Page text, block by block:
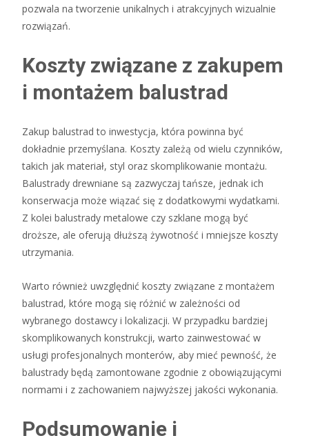
pozwala na tworzenie unikalnych i atrakcyjnych wizualnie
rozwiązań.
Koszty związane z zakupem
i montażem balustrad
Zakup balustrad to inwestycja, która powinna być
dokładnie przemyślana. Koszty zależą od wielu czynników,
takich jak materiał, styl oraz skomplikowanie montażu.
Balustrady drewniane są zazwyczaj tańsze, jednak ich
konserwacja może wiązać się z dodatkowymi wydatkami.
Z kolei balustrady metalowe czy szklane mogą być
droższe, ale oferują dłuższą żywotność i mniejsze koszty
utrzymania.
Warto również uwzględnić koszty związane z montażem
balustrad, które mogą się różnić w zależności od
wybranego dostawcy i lokalizacji. W przypadku bardziej
skomplikowanych konstrukcji, warto zainwestować w
usługi profesjonalnych monterów, aby mieć pewność, że
balustrady będą zamontowane zgodnie z obowiązującymi
normami i z zachowaniem najwyższej jakości wykonania.
Podsumowanie i